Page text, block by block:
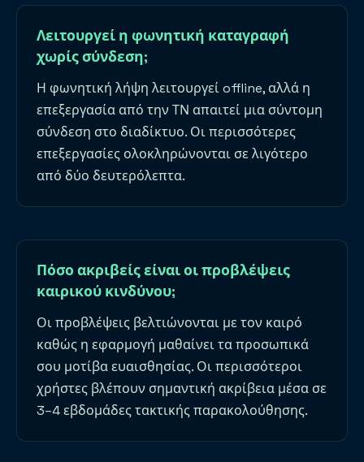
Λειτουργεί η φωνητική καταγραφή
χωρίς σύνδεση;
Η φωνητική λήψη λειτουργεί offline, αλλά η
επεξεργασία από την ΤΝ απαιτεί μια σύντομη
σύνδεση στο διαδίκτυο. Οι περισσότερες
επεξεργασίες ολοκληρώνονται σε λιγότερο
από δύο δευτερόλεπτα.
Πόσο ακριβείς είναι οι προβλέψεις
καιρικού κινδύνου;
Οι προβλέψεις βελτιώνονται με τον καιρό
καθώς η εφαρμογή μαθαίνει τα προσωπικά
σου μοτίβα ευαισθησίας. Οι περισσότεροι
χρήστες βλέπουν σημαντική ακρίβεια μέσα σε
3–4 εβδομάδες τακτικής παρακολούθησης.